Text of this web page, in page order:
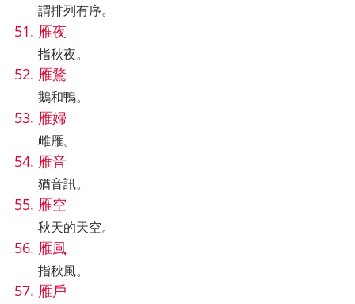
謂排列有序。
雁夜
指秋夜。
雁鶩
鵝和鴨。
雁婦
雌雁。
雁音
猶音訊。
雁空
秋天的天空。
雁風
指秋風。
雁戶